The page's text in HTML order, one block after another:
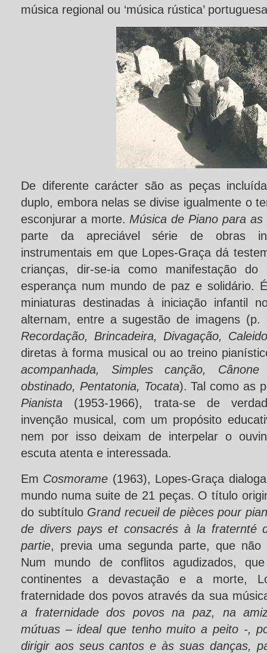
música regional ou ‘música rústica’
De diferente carácter são as peças
duplo, embora nelas se divise igualmente o
esconjurar a morte. Música de Piano para
parte da apreciável série de obras
instrumentais em que Lopes-Graça dá
crianças, dir-se-ia como manifestação
esperança num mundo de paz e solidário.
miniaturas destinadas à iniciação infantil
alternam, entre a sugestão de imagens
Recordação, Brincadeira, Divagação,
diretas à forma musical ou ao treino
acompanhada, Simples canção,
obstinado, Pentatonia, Tocata). Tal como as
Pianista (1953-1966), trata-se de
invenção musical, com um propósito
nem por isso deixam de interpelar o
escuta atenta e interessada.
Em Cosmorame (1963), Lopes-Graça
mundo numa suite de 21 peças. O título
do subtítulo Grand recueil de pièces pour
de divers pays et consacrés à la fraternté
partie, previa uma segunda parte, que não
Num mundo de conflitos agudizados,
continentes a devastação e a morte,
fraternidade dos povos através da sua
a fraternidade dos povos na paz, na
mútuas – ideal que tenho muito a peito -,
dirigir aos seus cantos e às suas danças,